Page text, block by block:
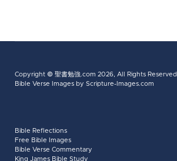
Copyright © 聖書勉強.com 2026, All Rights Reserved.
Bible Verse Images by Scripture-Images.com
Bible Reflections
Free Bible Images
Bible Verse Commentary
King James Bible Study